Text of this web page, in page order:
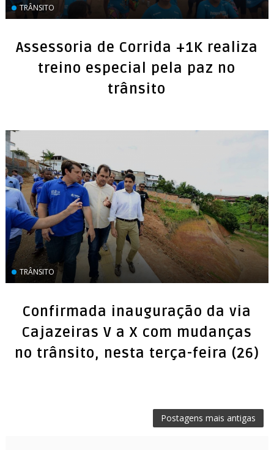
TRÂNSITO
Assessoria de Corrida +1K realiza
treino especial pela paz no
trânsito
TRÂNSITO
Confirmada inauguração da via
Cajazeiras V a X com mudanças
no trânsito, nesta terça-feira (26)
Postagens mais antigas